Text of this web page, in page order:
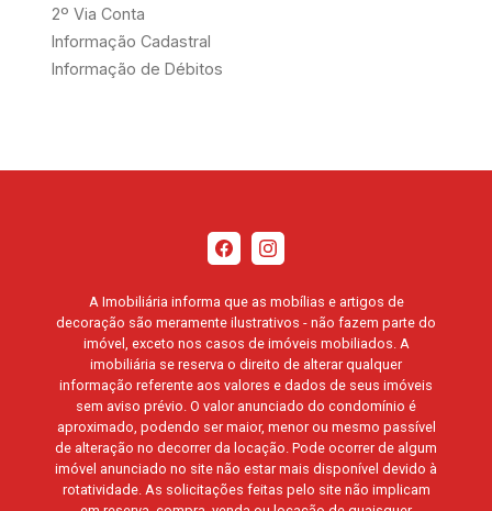
2º Via Conta
Informação Cadastral
Informação de Débitos
A Imobiliária informa que as mobílias e artigos de
decoração são meramente ilustrativos - não fazem parte do
imóvel, exceto nos casos de imóveis mobiliados. A
imobiliária se reserva o direito de alterar qualquer
informação referente aos valores e dados de seus imóveis
sem aviso prévio. O valor anunciado do condomínio é
aproximado, podendo ser maior, menor ou mesmo passível
de alteração no decorrer da locação. Pode ocorrer de algum
imóvel anunciado no site não estar mais disponível devido à
rotatividade. As solicitações feitas pelo site não implicam